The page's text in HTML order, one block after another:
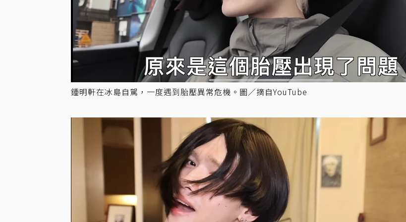
鍾明軒在冰島自駕，一度遇到胎壓異常危機。圖／摘自YouTube